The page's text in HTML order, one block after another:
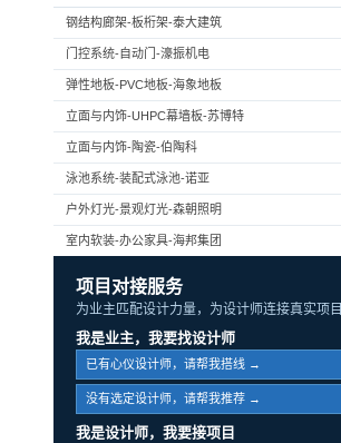
钢结构廊架-板桁架-泰大建筑
门控系统-自动门-濠振机电
弹性地板-PVC地板-海象地板
立面与内饰-UHPC幕墙板-苏博特
立面与内饰-陶瓷-伯陶科
泳池系统-装配式泳池-诺亚
户外灯光-景观灯光-森朝照明
室内软装-办公家具-海邦集团
项目对接服务
为业主匹配设计力量，为设计师连接真实项目
我是业主，我要找设计师
已有心仪设计师，请帮我搭线 →
没有选定设计师，请帮我推荐 →
我是设计师，我要接项目